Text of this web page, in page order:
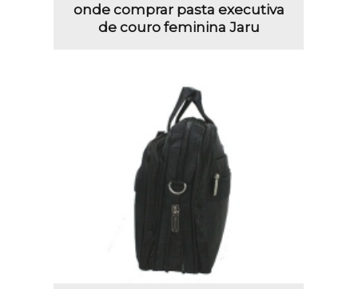
onde comprar pasta executiva
de couro feminina Jaru